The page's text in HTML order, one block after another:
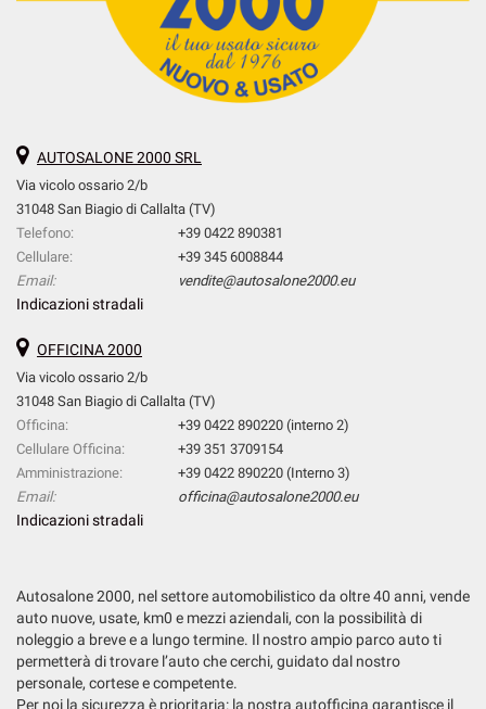
AUTOSALONE 2000 SRL
Via vicolo ossario 2/b
31048 San Biagio di Callalta (TV)
Telefono:
+39 0422 890381
Cellulare:
+39 345 6008844
Email:
vendite@autosalone2000.eu
Indicazioni stradali
OFFICINA 2000
Via vicolo ossario 2/b
31048 San Biagio di Callalta (TV)
Officina:
+39 0422 890220 (interno 2)
Cellulare Officina:
+39 351 3709154
Amministrazione:
+39 0422 890220 (Interno 3)
Email:
officina@autosalone2000.eu
Indicazioni stradali
Autosalone 2000, nel settore automobilistico da oltre 40 anni, vende
auto nuove, usate, km0 e mezzi aziendali, con la possibilità di
noleggio a breve e a lungo termine. Il nostro ampio parco auto ti
permetterà di trovare l’auto che cerchi, guidato dal nostro
personale, cortese e competente.
Per noi la sicurezza è prioritaria: la nostra autofficina garantisce il